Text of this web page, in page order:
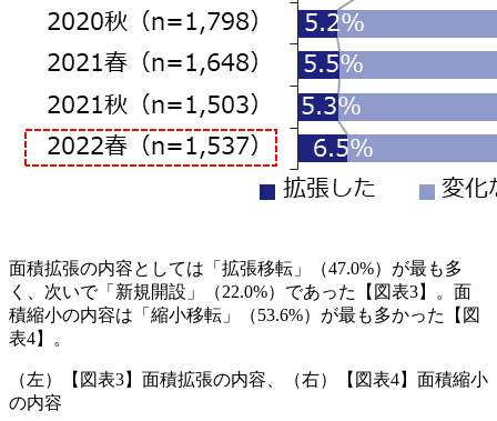
面積拡張の内容としては「拡張移転」（47.0%）が最も多
く、次いで「新規開設」（22.0%）であった【図表3】。面
積縮小の内容は「縮小移転」（53.6%）が最も多かった【図
表4】。
（左）【図表3】面積拡張の内容、（右）【図表4】面積縮小
の内容